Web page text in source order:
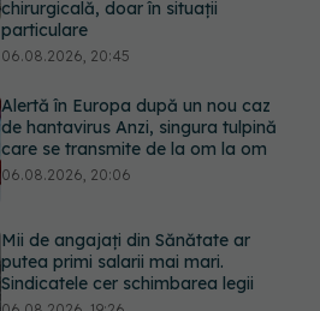
06.08.2026, 20:06
putea primi salarii mai mari.
Sindicatele cer schimbarea legii
06.08.2026, 19:26
care pot fi tratate fără operație. Dr.
Sorin Bogdan (SANADOR): Chirurgia
este indicată doar punctual, pentru
anumite categorii de paciente